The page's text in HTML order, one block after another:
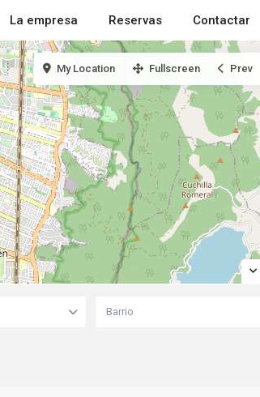
La empresa Reservas Contactar
My Location Fullscreen Prev
Barrio